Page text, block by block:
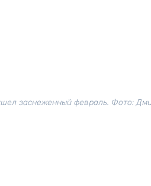
заснеженный февраль. Фото: